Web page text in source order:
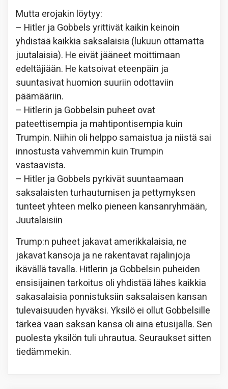
Mutta erojakin löytyy:
– Hitler ja Gobbels yrittivät kaikin keinoin
yhdistää kaikkia saksalaisia (lukuun ottamatta
juutalaisia). He eivät jääneet moittimaan
edeltäjiään. He katsoivat eteenpäin ja
suuntasivat huomion suuriin odottaviin
päämääriin.
– Hitlerin ja Gobbelsin puheet ovat
pateettisempia ja mahtipontisempia kuin
Trumpin. Niihin oli helppo samaistua ja niistä sai
innostusta vahvemmin kuin Trumpin
vastaavista.
– Hitler ja Gobbels pyrkivät suuntaamaan
saksalaisten turhautumisen ja pettymyksen
tunteet yhteen melko pieneen kansanryhmään,
Juutalaisiin
Trump:n puheet jakavat amerikkalaisia, ne
jakavat kansoja ja ne rakentavat rajalinjoja
ikävällä tavalla. Hitlerin ja Gobbelsin puheiden
ensisijainen tarkoitus oli yhdistää lähes kaikkia
sakasalaisia ponnistuksiin saksalaisen kansan
tulevaisuuden hyväksi. Yksilö ei ollut Gobbelsille
tärkeä vaan saksan kansa oli aina etusijalla. Sen
puolesta yksilön tuli uhrautua. Seuraukset sitten
tiedämmekin.